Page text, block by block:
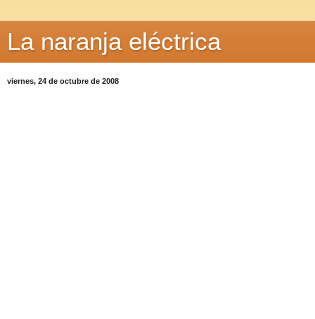
La naranja eléctrica
viernes, 24 de octubre de 2008